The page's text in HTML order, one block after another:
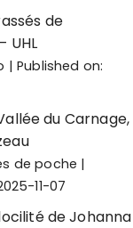
de
UHL
Published on:
du Carnage,
de poche
11-07
de Johanna